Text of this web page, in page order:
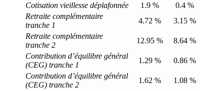
Cotisation vieillesse déplafonnée
1.9 %
0.4 %
Retraite complémentaire
tranche 1
4.72 %
3.15 %
Retraite complémentaire
tranche 2
12.95 %
8.64 %
Contribution d’équilibre général
(CEG) tranche 1
1.29 %
0.86 %
Contribution d’équilibre général
(CEG) tranche 2
1.62 %
1.08 %